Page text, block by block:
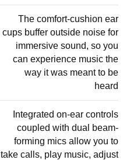
The comfort-cushion ear
cups buffer outside noise for
immersive sound, so you
can experience music the
way it was meant to be
heard
Integrated on-ear controls
coupled with dual beam-
forming mics allow you to
take calls, play music, adjust